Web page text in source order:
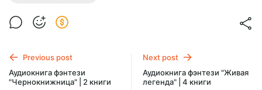
рекламы и любых ограничений!
Previous post
Аудиокнига фэнтези
"Чернокнижница" | 2 книги
Next post
Аудиокнига фэнтези "Живая
легенда" | 4 книги